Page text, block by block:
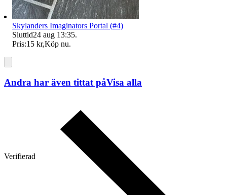
Verifierad
Skylanders Imaginators Portal (#4)
Sluttid24 aug 13:35.
Pris:15 kr,Köp nu.
Andra har även tittat påVisa alla